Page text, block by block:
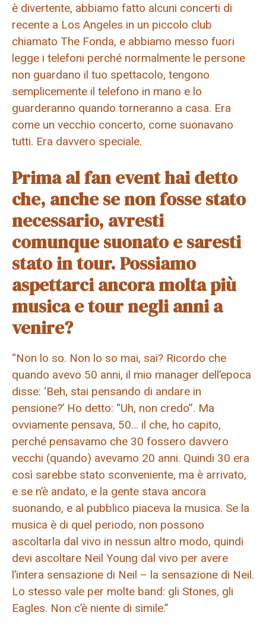
è divertente, abbiamo fatto alcuni concerti di
recente a Los Angeles in un piccolo club
chiamato The Fonda, e abbiamo messo fuori
legge i telefoni perché normalmente le persone
non guardano il tuo spettacolo, tengono
semplicemente il telefono in mano e lo
guarderanno quando torneranno a casa. Era
come un vecchio concerto, come suonavano
tutti. Era davvero speciale.
Prima al fan event hai detto
che, anche se non fosse stato
necessario, avresti
comunque suonato e saresti
stato in tour. Possiamo
aspettarci ancora molta più
musica e tour negli anni a
venire?
“Non lo so. Non lo so mai, sai? Ricordo che
quando avevo 50 anni, il mio manager dell’epoca
disse: ‘Beh, stai pensando di andare in
pensione?’ Ho detto: “Uh, non credo”. Ma
ovviamente pensava, 50… il che, ho capito,
perché pensavamo che 30 fossero davvero
vecchi (quando) avevamo 20 anni. Quindi 30 era
così sarebbe stato sconveniente, ma è arrivato,
e se n’è andato, e la gente stava ancora
suonando, e al pubblico piaceva la musica. Se la
musica è di quel periodo, non possono
ascoltarla dal vivo in nessun altro modo, quindi
devi ascoltare Neil Young dal vivo per avere
l’intera sensazione di Neil – la sensazione di Neil.
Lo stesso vale per molte band: gli Stones, gli
Eagles. Non c’è niente di simile.”